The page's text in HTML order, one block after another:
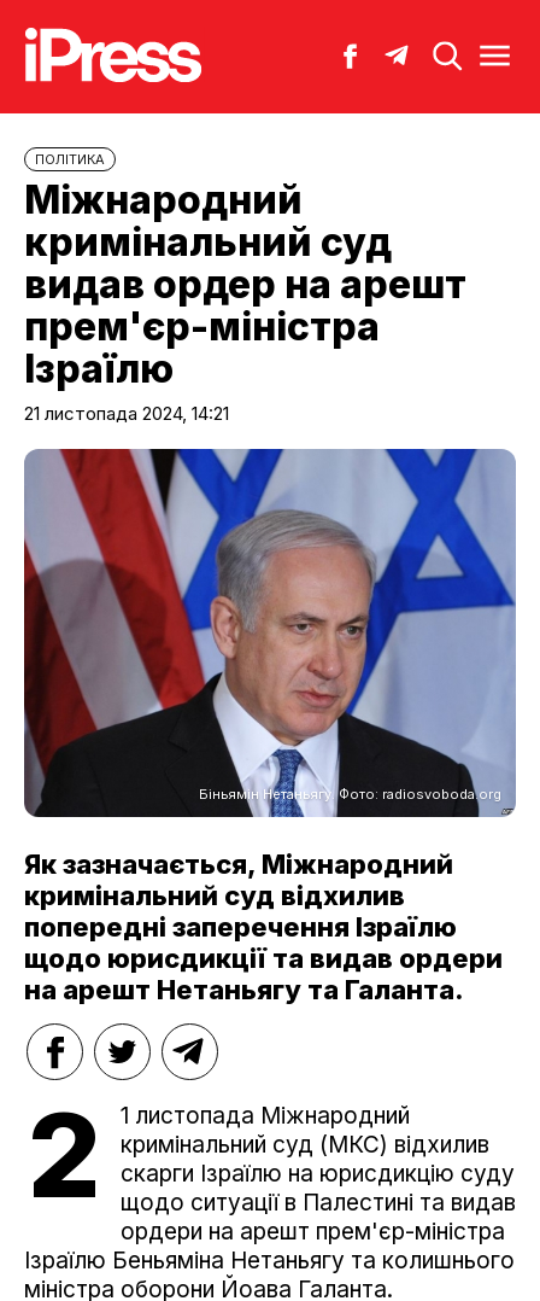
ПОЛІТИКА
Міжнародний
кримінальний суд
видав ордер на арешт
прем'єр-міністра
Ізраїлю
21 листопада 2024, 14:21
Біньямін Нетаньягу. Фото: radiosvoboda.org
Як зазначається, Міжнародний
кримінальний суд відхилив
попередні заперечення Ізраїлю
щодо юрисдикції та видав ордери
на арешт Нетаньягу та Галанта.
2
1 листопада Міжнародний
кримінальний суд (МКС) відхилив
скарги Ізраїлю на юрисдикцію суду
щодо ситуації в Палестині та видав
ордери на арешт прем'єр-міністра
Ізраїлю Беньяміна Нетаньягу та колишнього
міністра оборони Йоава Галанта.